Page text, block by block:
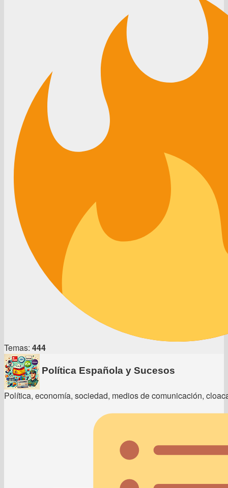
Temas: 444
Política Española y Sucesos
Política, economía, sociedad, medios de comunicación,